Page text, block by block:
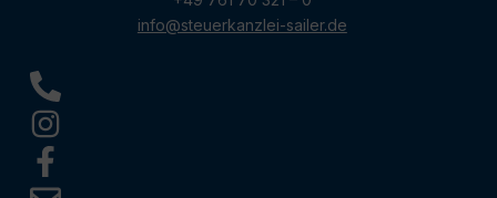
info@steuerkanzlei-sailer.de